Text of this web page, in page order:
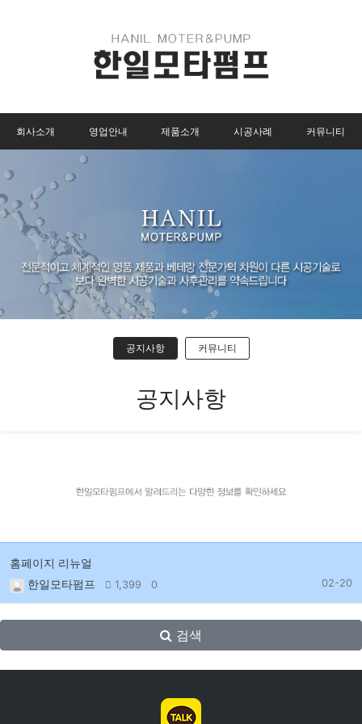
회사소개 영업안내 제품소개 시공사례 커뮤니티
공지사항 커뮤니티
공지사항
홈페이지 리뉴얼
한일모타펌프
1,399 0 02-20
검색